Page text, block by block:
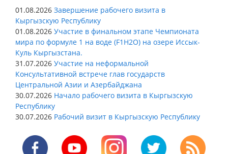
01.08.2026 Завершение рабочего визита в
Кыргызскую Республику
01.08.2026 Участие в финальном этапе Чемпионата
мира по формуле 1 на воде (F1H2O) на озере Иссык-
Куль Кыргызстана.
31.07.2026 Участие на неформальной
Консультативной встрече глав государств
Центральной Азии и Азербайджана
30.07.2026 Начало рабочего визита в Кыргызскую
Республику
30.07.2026 Рабочий визит в Кыргызскую Республику